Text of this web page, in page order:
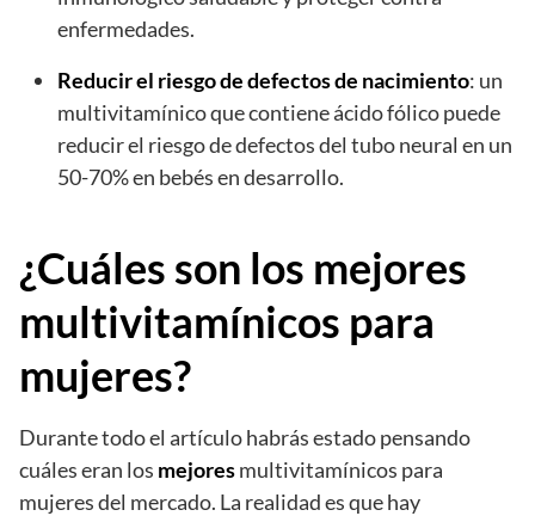
enfermedades.
Reducir el riesgo de defectos de nacimiento: un
multivitamínico que contiene ácido fólico puede
reducir el riesgo de defectos del tubo neural en un
50-70% en bebés en desarrollo.
¿Cuáles son los mejores
multivitamínicos para
mujeres?
Durante todo el artículo habrás estado pensando
cuáles eran los mejoresmultivitamínicos para
mujeres del mercado. La realidad es que hay